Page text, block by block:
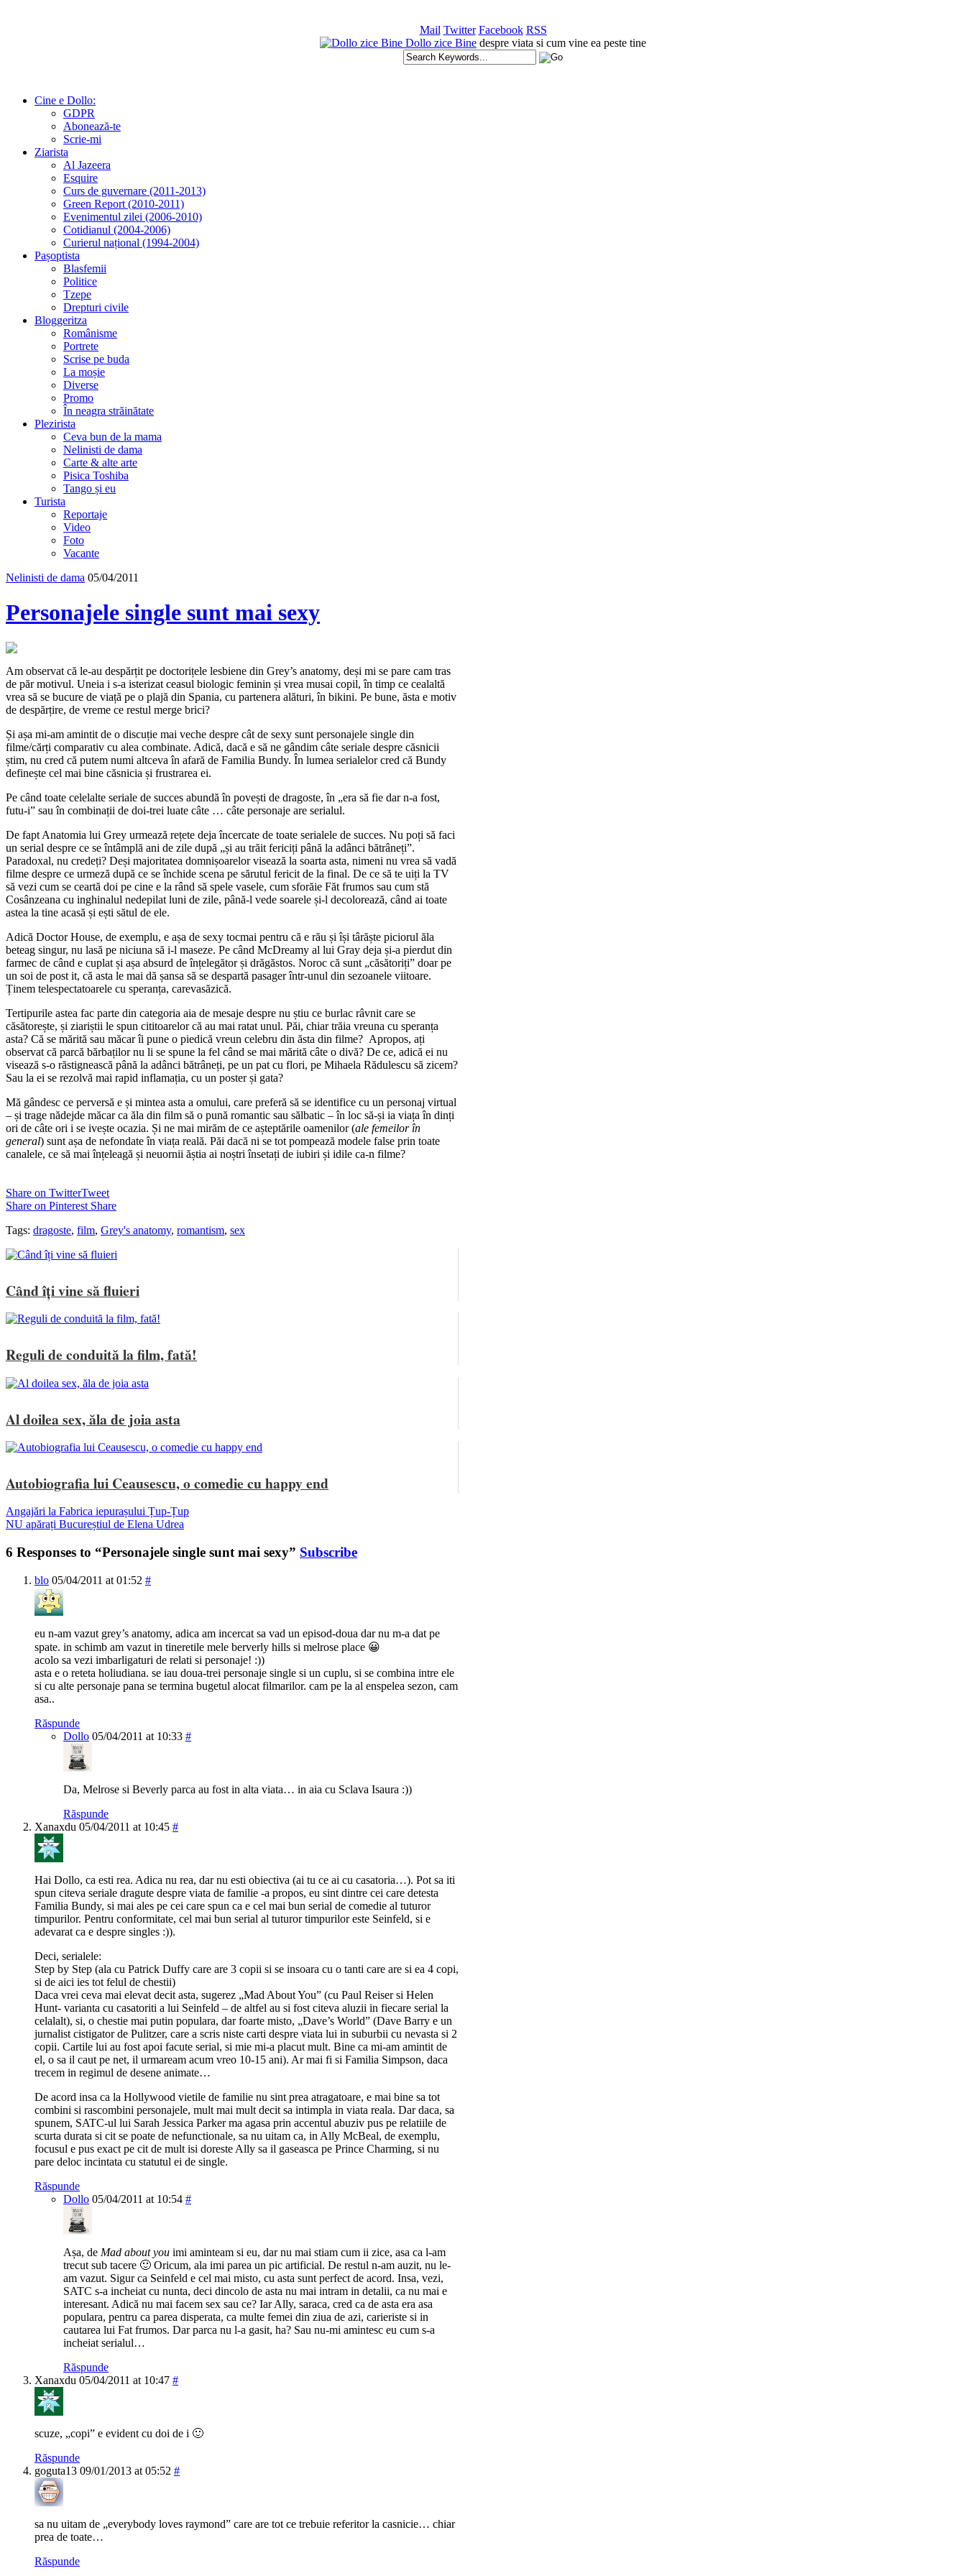
Mail Twitter Facebook RSS
Dollo zice Bine despre viata si cum vine ea peste tine
Cine e Dollo:
GDPR
Abonează-te
Scrie-mi
Ziarista
Al Jazeera
Esquire
Curs de guvernare (2011-2013)
Green Report (2010-2011)
Evenimentul zilei (2006-2010)
Cotidianul (2004-2006)
Curierul național (1994-2004)
Pașoptista
Blasfemii
Politice
Tzepe
Drepturi civile
Bloggeritza
Românisme
Portrete
Scrise pe buda
La moșie
Diverse
Promo
În neagra străinătate
Plezirista
Ceva bun de la mama
Nelinisti de dama
Carte & alte arte
Pisica Toshiba
Tango și eu
Turista
Reportaje
Video
Foto
Vacante
Nelinisti de dama 05/04/2011
Personajele single sunt mai sexy
Am observat că le-au despărțit pe doctorițele lesbiene din Grey’s anatomy, deși mi se pare cam tras
de păr motivul. Uneia i s-a isterizat ceasul biologic feminin și vrea musai copil, în timp ce cealaltă
vrea să se bucure de viață pe o plajă din Spania, cu partenera alături, în bikini. Pe bune, ăsta e motiv
de despărțire, de vreme ce restul merge brici?
Și așa mi-am amintit de o discuție mai veche despre cât de sexy sunt personajele single din
filme/cărți comparativ cu alea combinate. Adică, dacă e să ne gândim câte seriale despre căsnicii
știm, nu cred că putem numi altceva în afară de Familia Bundy. În lumea serialelor cred că Bundy
definește cel mai bine căsnicia și frustrarea ei.
Pe când toate celelalte seriale de succes abundă în povești de dragoste, în „era să fie dar n-a fost,
futu-i” sau în combinații de doi-trei luate câte … câte personaje are serialul.
De fapt Anatomia lui Grey urmează rețete deja încercate de toate serialele de succes. Nu poți să faci
un serial despre ce se întâmplă ani de zile după „și au trăit fericiți până la adânci bătrâneți”.
Paradoxal, nu credeți? Deși majoritatea domnișoarelor visează la soarta asta, nimeni nu vrea să vadă
filme despre ce urmeză după ce se închide scena pe sărutul fericit de la final. De ce să te uiți la TV
să vezi cum se ceartă doi pe cine e la rând să spele vasele, cum sforăie Făt frumos sau cum stă
Cosânzeana cu inghinalul nedepilat luni de zile, până-l vede soarele și-l decolorează, când ai toate
astea la tine acasă și ești sătul de ele.
Adică Doctor House, de exemplu, e așa de sexy tocmai pentru că e rău și își târăște piciorul ăla
beteag singur, nu lasă pe niciuna să i-l maseze. Pe când McDreamy al lui Gray deja și-a pierdut din
farmec de când e cuplat și așa absurd de înțelegător și drăgăstos. Noroc că sunt „căsătoriți” doar pe
un soi de post it, că asta le mai dă șansa să se despartă pasager într-unul din sezoanele viitoare.
Ținem telespectatoarele cu speranța, carevasăzică.
Tertipurile astea fac parte din categoria aia de mesaje despre nu știu ce burlac râvnit care se
căsătorește, și ziariștii le spun cititoarelor că au mai ratat unul. Păi, chiar trăia vreuna cu speranța
asta? Că se mărită sau măcar îi pune o piedică vreun celebru din ăsta din filme? Apropos, ați
observat că parcă bărbaților nu li se spune la fel când se mai mărită câte o divă? De ce, adică ei nu
visează s-o răstignească până la adânci bătrâneți, pe un pat cu flori, pe Mihaela Rădulescu să zicem?
Sau la ei se rezolvă mai rapid inflamația, cu un poster și gata?
Mă gândesc ce perversă e și mintea asta a omului, care preferă să se identifice cu un personaj virtual
– și trage nădejde măcar ca ăla din film să o pună romantic sau sălbatic – în loc să-și ia viața în dinți
ori de câte ori i se ivește ocazia. Și ne mai mirăm de ce așteptările oamenilor (ale femeilor în
general) sunt așa de nefondate în viața reală. Păi dacă ni se tot pompează modele false prin toate
canalele, ce să mai înțeleagă și neuornii ăștia ai noștri însetați de iubiri și idile ca-n filme?
Share on TwitterTweet
Share on Pinterest Share
Tags: dragoste, film, Grey's anatomy, romantism, sex
Când îți vine să fluieri
Reguli de conduită la film, fată!
Al doilea sex, ăla de joia asta
Autobiografia lui Ceausescu, o comedie cu happy end
Angajări la Fabrica iepurașului Țup-Țup
NU apărați Bucureștiul de Elena Udrea
6 Responses to “Personajele single sunt mai sexy” Subscribe
blo 05/04/2011 at 01:52 #
eu n-am vazut grey’s anatomy, adica am incercat sa vad un episod-doua dar nu m-a dat pe
spate. in schimb am vazut in tineretile mele berverly hills si melrose place 😀
acolo sa vezi imbarligaturi de relati si personaje! :))
asta e o reteta holiudiana. se iau doua-trei personaje single si un cuplu, si se combina intre ele
si cu alte personaje pana se termina bugetul alocat filmarilor. cam pe la al enspelea sezon, cam
asa..
Răspunde
Dollo 05/04/2011 at 10:33 #
Da, Melrose si Beverly parca au fost in alta viata… in aia cu Sclava Isaura :))
Răspunde
Xanaxdu 05/04/2011 at 10:45 #
Hai Dollo, ca esti rea. Adica nu rea, dar nu esti obiectiva (ai tu ce ai cu casatoria…). Pot sa iti
spun citeva seriale dragute despre viata de familie -a propos, eu sint dintre cei care detesta
Familia Bundy, si mai ales pe cei care spun ca e cel mai bun serial de comedie al tuturor
timpurilor. Pentru conformitate, cel mai bun serial al tuturor timpurilor este Seinfeld, si e
adevarat ca e despre singles :)).
Deci, serialele:
Step by Step (ala cu Patrick Duffy care are 3 copii si se insoara cu o tanti care are si ea 4 copi,
si de aici ies tot felul de chestii)
Daca vrei ceva mai elevat decit asta, sugerez „Mad About You” (cu Paul Reiser si Helen
Hunt- varianta cu casatoriti a lui Seinfeld – de altfel au si fost citeva aluzii in fiecare serial la
celalalt), si, o chestie mai putin populara, dar foarte misto, „Dave’s World” (Dave Barry e un
jurnalist cistigator de Pulitzer, care a scris niste carti despre viata lui in suburbii cu nevasta si 2
copii. Cartile lui au fost apoi facute serial, si mie mi-a placut mult. Bine ca mi-am amintit de
el, o sa il caut pe net, il urmaream acum vreo 10-15 ani). Ar mai fi si Familia Simpson, daca
trecem in regimul de desene animate…
De acord insa ca la Hollywood vietile de familie nu sint prea atragatoare, e mai bine sa tot
combini si rascombini personajele, mult mai mult decit sa intimpla in viata reala. Dar daca, sa
spunem, SATC-ul lui Sarah Jessica Parker ma agasa prin accentul abuziv pus pe relatiile de
scurta durata si cit se poate de nefunctionale, sa nu uitam ca, in Ally McBeal, de exemplu,
focusul e pus exact pe cit de mult isi doreste Ally sa il gaseasca pe Prince Charming, si nu
pare deloc incintata cu statutul ei de single.
Răspunde
Dollo 05/04/2011 at 10:54 #
Așa, de Mad about you imi aminteam si eu, dar nu mai stiam cum ii zice, asa ca l-am
trecut sub tacere 🙂 Oricum, ala imi parea un pic artificial. De restul n-am auzit, nu le-
am vazut. Sigur ca Seinfeld e cel mai misto, cu asta sunt perfect de acord. Insa, vezi,
SATC s-a incheiat cu nunta, deci dincolo de asta nu mai intram in detalii, ca nu mai e
interesant. Adică nu mai facem sex sau ce? Iar Ally, saraca, cred ca de asta era asa
populara, pentru ca parea disperata, ca multe femei din ziua de azi, carieriste si in
cautarea lui Fat frumos. Dar parca nu l-a gasit, ha? Sau nu-mi amintesc eu cum s-a
incheiat serialul…
Răspunde
Xanaxdu 05/04/2011 at 10:47 #
scuze, „copi” e evident cu doi de i 🙂
Răspunde
goguta13 09/01/2013 at 05:52 #
sa nu uitam de „everybody loves raymond” care are tot ce trebuie referitor la casnicie… chiar
prea de toate…
Răspunde